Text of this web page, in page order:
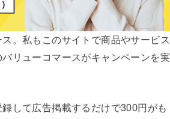
。私もこのサイトで商品やサービス
リューコマースがキャンペーンを実
して広告掲載するだけで300円がも